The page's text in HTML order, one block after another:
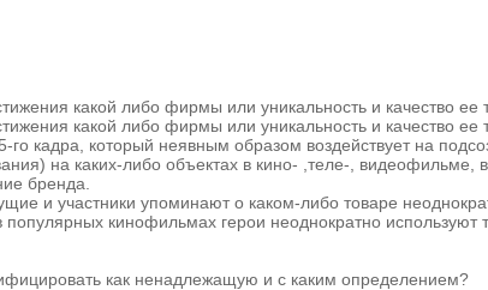
какой либо фирмы или уникальность и качество ее
какой либо фирмы или уникальность и качество ее
кадра, который неявным образом воздействует на
на каких-либо объектах в кино- ,теле-, видеофильме,
бренда.
и участники упоминают о каком-либо товаре
кинофильмах герои неоднократно используют
как ненадлежащую и с каким определением?